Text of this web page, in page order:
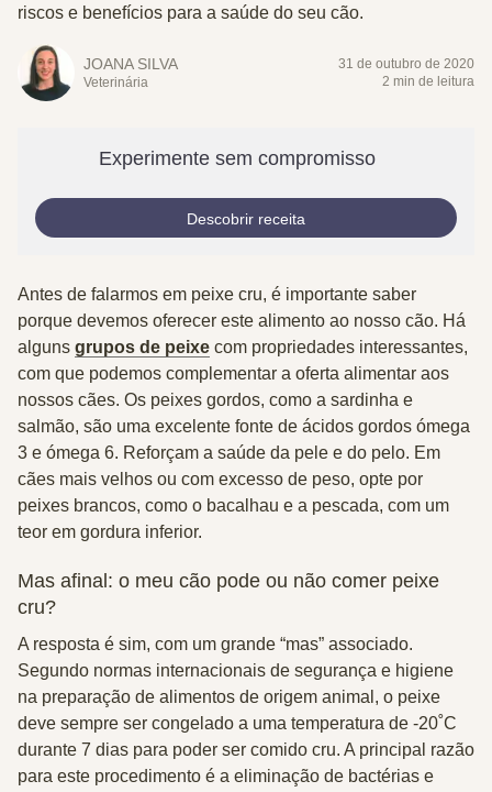
riscos e benefícios para a saúde do seu cão.
JOANA SILVA
Veterinária
31 de outubro de 2020
2 min de leitura
Experimente sem compromisso
Descobrir receita
Antes de falarmos em peixe cru, é importante saber
porque devemos oferecer este alimento ao nosso cão. Há
alguns grupos de peixe com propriedades interessantes,
com que podemos complementar a oferta alimentar aos
nossos cães. Os peixes gordos, como a sardinha e
salmão, são uma excelente fonte de ácidos gordos ómega
3 e ómega 6. Reforçam a saúde da pele e do pelo. Em
cães mais velhos ou com excesso de peso, opte por
peixes brancos, como o bacalhau e a pescada, com um
teor em gordura inferior.
Mas afinal: o meu cão pode ou não comer peixe
cru?
A resposta é sim, com um grande “mas” associado.
Segundo normas internacionais de segurança e higiene
na preparação de alimentos de origem animal, o peixe
deve sempre ser congelado a uma temperatura de -20˚C
durante 7 dias para poder ser comido cru. A principal razão
para este procedimento é a eliminação de bactérias e